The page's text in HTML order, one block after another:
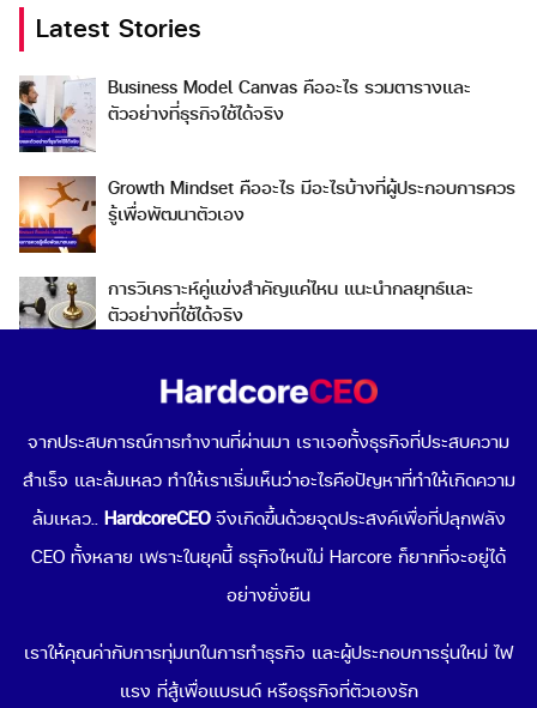
Latest Stories
Business Model Canvas คืออะไร รวมตารางและ
ตัวอย่างที่ธุรกิจใช้ได้จริง
Growth Mindset คืออะไร มีอะไรบ้างที่ผู้ประกอบการควร
รู้เพื่อพัฒนาตัวเอง
การวิเคราะห์คู่แข่งสำคัญแค่ไหน แนะนำกลยุทธ์และ
ตัวอย่างที่ใช้ได้จริง
Go To Market คืออะไร เลือกกลยุทธ์การเข้าสู่ตลาดต่าง
Data-Driven Organization คืออะไร ทำไมการขับเคลื่อน
องค์กรด้วยข้อมูลถึงดีต่อธุรกิจคุณ
เริ่มขายของออนไลน์
ช่องทางขายของออนไลน์
จากประสบการณ์การทำงานที่ผ่านมา เราเจอทั้งธุรกิจที่ประสบความ
สำเร็จ และล้มเหลว ทำให้เราเริ่มเห็นว่าอะไรคือปัญหาที่ทำให้เกิดความ
ล้มเหลว.. HardcoreCEOจึงเกิดขึ้นด้วยจุดประสงค์เพื่อที่ปลุกพลัง
CEO ทั้งหลาย เพราะในยุคนี้ ธรุกิจไหนไม่ Harcore ก็ยากที่จะอยู่ได้
อย่างยั่งยืน
เราให้คุณค่ากับการทุ่มเทในการทำธุรกิจ และผู้ประกอบการรุ่นใหม่ ไฟ
แรง ที่สู้เพื่อแบรนด์ หรือธุรกิจที่ตัวเองรัก